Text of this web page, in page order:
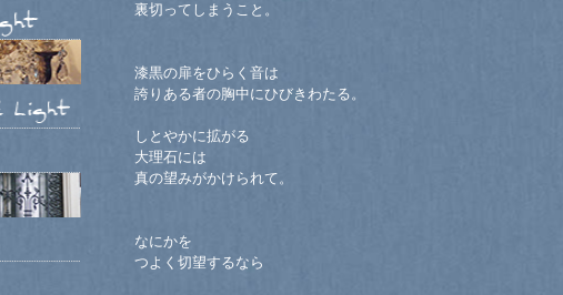
裏切ってしまうこと。
漆黒の扉をひらく音は
誇りある者の胸中にひびきわたる。
しとやかに拡がる
大理石には
真の望みがかけられて。
なにかを
つよく切望するなら